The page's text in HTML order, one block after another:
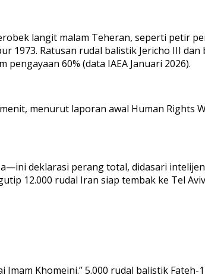
langit malam Teheran, seperti petir
1973. Ratusan rudal balistik Jericho III
60% (data IAEA Januari 2026).
menurut laporan awal Human Rights
deklarasi perang total, didasari
12.000 rudal Iran siap tembak ke Tel
Imam Khomeini.” 5.000 rudal balistik